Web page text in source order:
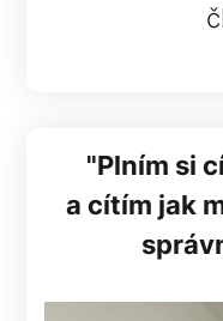
"Plním si
a cítím jak